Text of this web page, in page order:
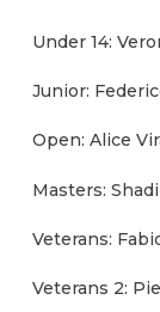
Under 14:
Junior:
Open: Alice
Masters:
Veterans:
Veterans 2: